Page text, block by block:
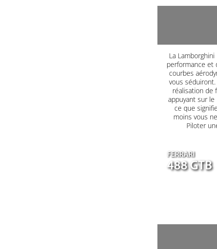
La
performance et
courbes
vous
réalisation de
appuyant sur le
ce que
moins vous
Piloter
FERRARI
488 GTB